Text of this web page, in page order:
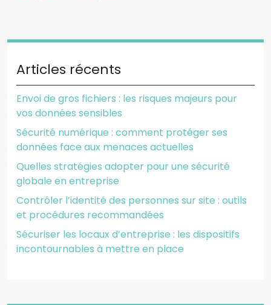
Articles récents
Envoi de gros fichiers : les risques majeurs pour
vos données sensibles
Sécurité numérique : comment protéger ses
données face aux menaces actuelles
Quelles stratégies adopter pour une sécurité
globale en entreprise
Contrôler l’identité des personnes sur site : outils
et procédures recommandées
Sécuriser les locaux d’entreprise : les dispositifs
incontournables à mettre en place